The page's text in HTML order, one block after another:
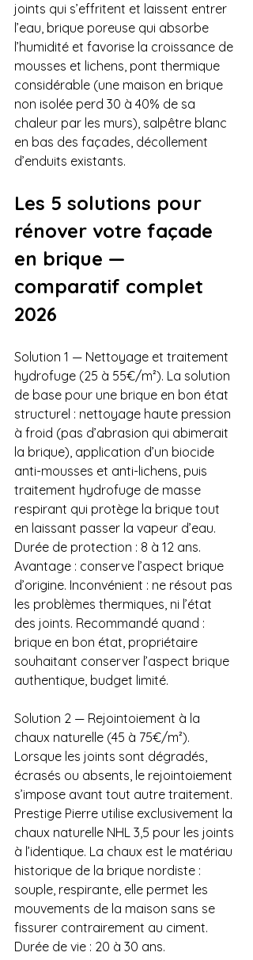
joints qui s’effritent et laissent entrer
l’eau, brique poreuse qui absorbe
l’humidité et favorise la croissance de
mousses et lichens, pont thermique
considérable (une maison en brique
non isolée perd 30 à 40% de sa
chaleur par les murs), salpêtre blanc
en bas des façades, décollement
d’enduits existants.
Les 5 solutions pour
rénover votre façade
en brique —
comparatif complet
2026
Solution 1 — Nettoyage et traitement
hydrofuge (25 à 55€/m²). La solution
de base pour une brique en bon état
structurel : nettoyage haute pression
à froid (pas d’abrasion qui abimerait
la brique), application d’un biocide
anti-mousses et anti-lichens, puis
traitement hydrofuge de masse
respirant qui protège la brique tout
en laissant passer la vapeur d’eau.
Durée de protection : 8 à 12 ans.
Avantage : conserve l’aspect brique
d’origine. Inconvénient : ne résout pas
les problèmes thermiques, ni l’état
des joints. Recommandé quand :
brique en bon état, propriétaire
souhaitant conserver l’aspect brique
authentique, budget limité.
Solution 2 — Rejointoiement à la
chaux naturelle (45 à 75€/m²).
Lorsque les joints sont dégradés,
écrasés ou absents, le rejointoiement
s’impose avant tout autre traitement.
Prestige Pierre utilise exclusivement la
chaux naturelle NHL 3,5 pour les joints
à l’identique. La chaux est le matériau
historique de la brique nordiste :
souple, respirante, elle permet les
mouvements de la maison sans se
fissurer contrairement au ciment.
Durée de vie : 20 à 30 ans.